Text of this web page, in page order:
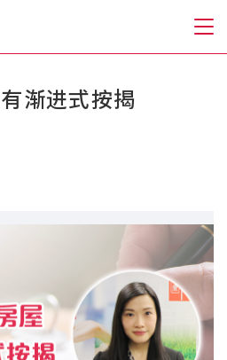
渐进式按揭